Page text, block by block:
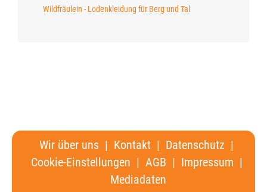
Wildfräulein - Lodenkleidung für Berg und Tal
Wir über uns | Kontakt | Datenschutz |
Cookie-Einstellungen | AGB | Impressum |
Mediadaten